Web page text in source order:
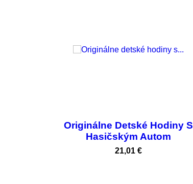
Originálne Detské Hodiny S
Hasičským Autom
Cena
21,01 €